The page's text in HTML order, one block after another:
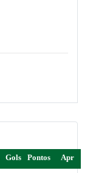
Gols Pontos Apr